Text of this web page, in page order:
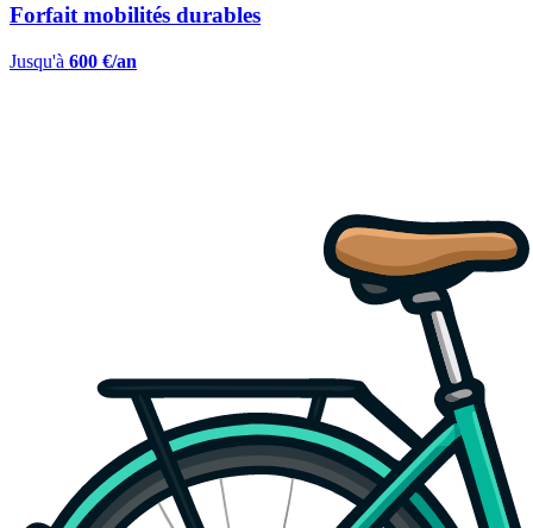
Forfait mobilités durables
Jusqu'à 600 €/an